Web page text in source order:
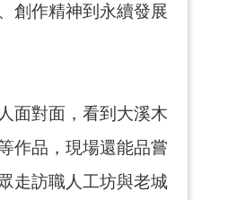
創作精神到永續發展
面對面，看到大溪木
作品，現場還能品嘗
走訪職人工坊與老城